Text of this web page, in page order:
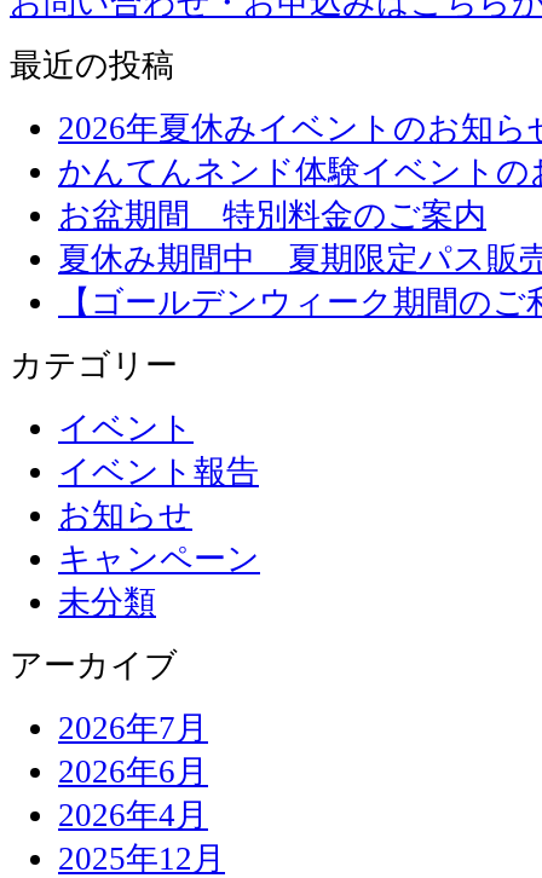
最近の投稿
2026年夏休みイベントのお知
かんてんネンド体験イベント
お盆期間 特別料金のご案内
夏休み期間中 夏期限定パス販
【ゴールデンウィーク期間の
カテゴリー
イベント
イベント報告
お知らせ
キャンペーン
未分類
アーカイブ
2026年7月
2026年6月
2026年4月
2025年12月